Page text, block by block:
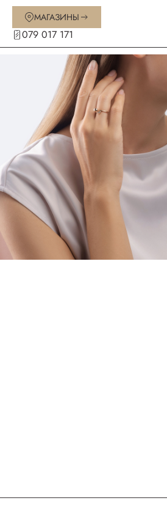
МАГАЗИНЫ
079 017 171